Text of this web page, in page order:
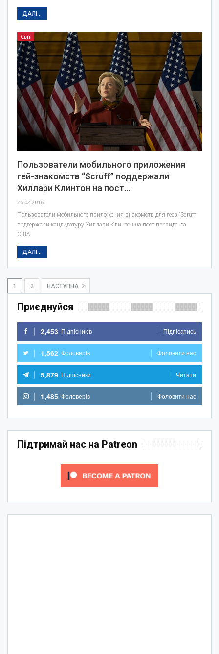
ДАЛІ...
Світ
Пользователи мобильного приложения
гей-знакомств “Scruff” поддержали
Хиллари Клинтон на пост…
26.02.2016
Пользователи мобильного приложения знакомств для геев “Scruff”
поддержали кандидатуру Хиллари Клинтон на пост президента
США.
ДАЛІ...
1 2 НАСТУПНА
Приєднуйся
2,453 Підпісників Підпісатись
1,562 Фоловерів Фоловити нас
5,879 Підпісники Читати
1,485 Фоловерів Фоловити нас
Підтримай нас на Patreon